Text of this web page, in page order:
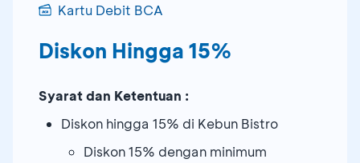
Kartu Debit BCA
Diskon Hingga 15%
Syarat dan Ketentuan :
Diskon hingga 15% di Kebun Bistro
Diskon 15% dengan minimum